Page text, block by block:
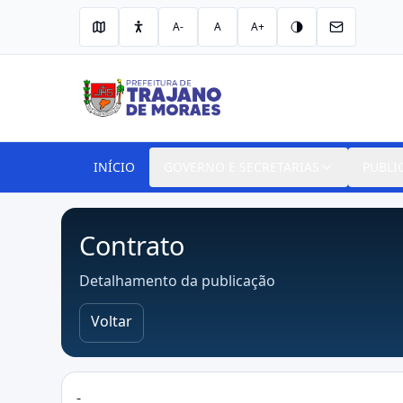
A- A A+
INÍCIO
Contrato
Detalhamento da publicação
Voltar
-